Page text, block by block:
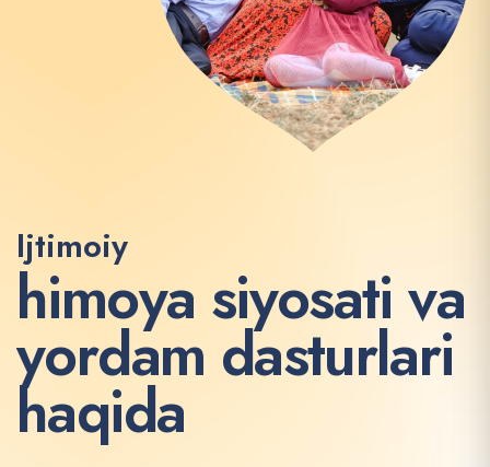
Ijtimoiy
himoya siyosati va
yordam dasturlari
haqida